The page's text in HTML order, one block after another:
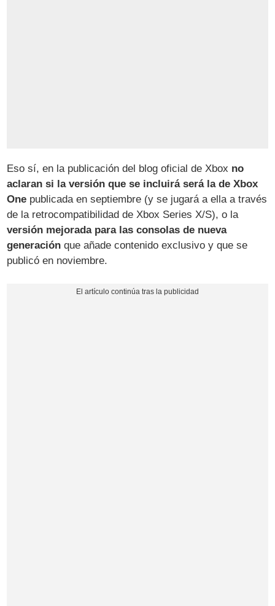
Eso sí, en la publicación del blog oficial de Xbox no
aclaran si la versión que se incluirá será la de Xbox
One publicada en septiembre (y se jugará a ella a través
de la retrocompatibilidad de Xbox Series X/S), o la
versión mejorada para las consolas de nueva
generación que añade contenido exclusivo y que se
publicó en noviembre.